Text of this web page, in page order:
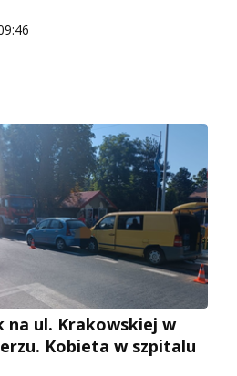
na ul. Krakowskiej w
Kobieta w szpitalu